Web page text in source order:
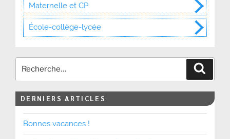
Maternelle et CP
École-collège-lycée
DERNIERS ARTICLES
Bonnes vacances !